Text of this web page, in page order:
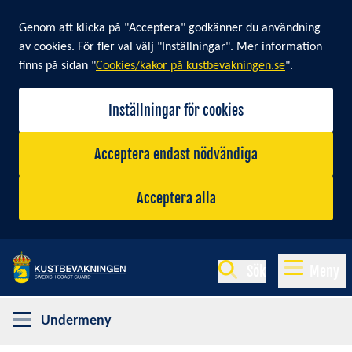
Cookie banner
Genom att klicka på "Acceptera" godkänner du användning
av cookies. För fler val välj "Inställningar". Mer information
finns på sidan "Cookies/kakor på kustbevakningen.se".
Inställningar för cookies
Acceptera endast nödvändiga
Acceptera alla
Undermeny